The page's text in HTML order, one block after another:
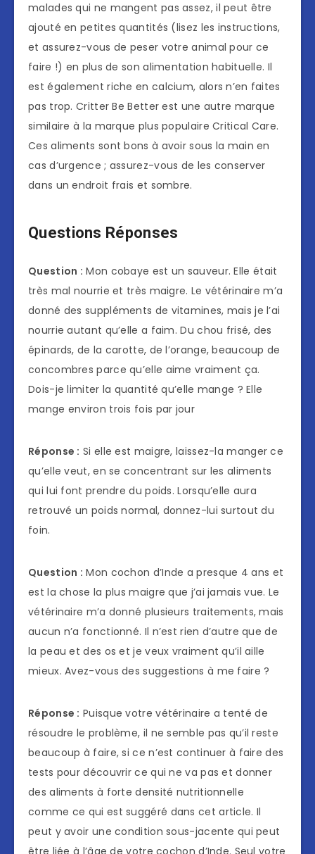
malades qui ne mangent pas assez, il peut être
ajouté en petites quantités (lisez les instructions,
et assurez-vous de peser votre animal pour ce
faire !) en plus de son alimentation habituelle. Il
est également riche en calcium, alors n’en faites
pas trop. Critter Be Better est une autre marque
similaire à la marque plus populaire Critical Care.
Ces aliments sont bons à avoir sous la main en
cas d’urgence ; assurez-vous de les conserver
dans un endroit frais et sombre.
Questions Réponses
Question : Mon cobaye est un sauveur. Elle était
très mal nourrie et très maigre. Le vétérinaire m’a
donné des suppléments de vitamines, mais je l’ai
nourrie autant qu’elle a faim. Du chou frisé, des
épinards, de la carotte, de l’orange, beaucoup de
concombres parce qu’elle aime vraiment ça.
Dois-je limiter la quantité qu’elle mange ? Elle
mange environ trois fois par jour
Réponse : Si elle est maigre, laissez-la manger ce
qu’elle veut, en se concentrant sur les aliments
qui lui font prendre du poids. Lorsqu’elle aura
retrouvé un poids normal, donnez-lui surtout du
foin.
Question : Mon cochon d’Inde a presque 4 ans et
est la chose la plus maigre que j’ai jamais vue. Le
vétérinaire m’a donné plusieurs traitements, mais
aucun n’a fonctionné. Il n’est rien d’autre que de
la peau et des os et je veux vraiment qu’il aille
mieux. Avez-vous des suggestions à me faire ?
Réponse : Puisque votre vétérinaire a tenté de
résoudre le problème, il ne semble pas qu’il reste
beaucoup à faire, si ce n’est continuer à faire des
tests pour découvrir ce qui ne va pas et donner
des aliments à forte densité nutritionnelle
comme ce qui est suggéré dans cet article. Il
peut y avoir une condition sous-jacente qui peut